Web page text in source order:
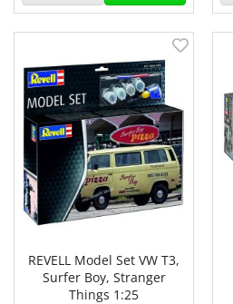
REVELL Model Set VW T3,
Surfer Boy, Stranger
Things 1:25